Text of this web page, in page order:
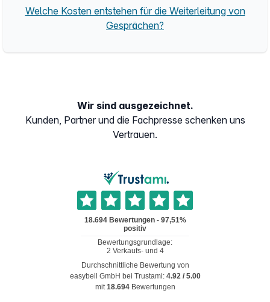
Welche Kosten entstehen für die Weiterleitung von
Gesprächen?
Wir sind ausgezeichnet.
Kunden, Partner und die Fachpresse schenken uns
Vertrauen.
Durchschnittliche Bewertung von
easybell GmbH bei Trustami: 4.92/ 5.00
mit18.694 Bewertungen